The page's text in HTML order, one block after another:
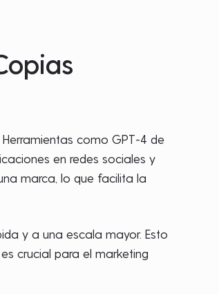
como GPT-4 de
en redes sociales y
marca, lo que facilita la
y a una escala mayor. Esto
crucial para el marketing